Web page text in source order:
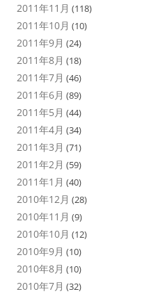
2011年11月 (118)
2011年10月 (10)
2011年9月 (24)
2011年8月 (18)
2011年7月 (46)
2011年6月 (89)
2011年5月 (44)
2011年4月 (34)
2011年3月 (71)
2011年2月 (59)
2011年1月 (40)
2010年12月 (28)
2010年11月 (9)
2010年10月 (12)
2010年9月 (10)
2010年8月 (10)
2010年7月 (32)